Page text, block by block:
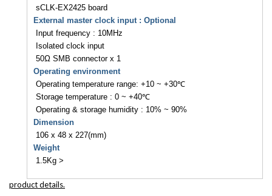
sCLK-EX2425 board
External master clock input : Optional
Input frequency : 10MHz
Isolated clock input
50Ω SMB connector x 1
Operating environment
Operating temperature range: +10 ~ +30℃
Storage temperature : 0 ~ +40℃
Operating & storage humidity : 10% ~ 90%
Dimension
106 x 48 x 227(mm)
Weight
1.5Kg >
product details.